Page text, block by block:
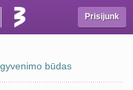
Prisijunk
būdas